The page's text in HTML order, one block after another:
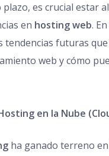
es crucial estar
en hosting web.
tendencias futuras
web y cómo
en la Nube
ha ganado terreno